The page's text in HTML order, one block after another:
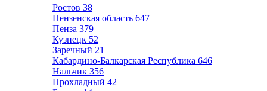
Ростов 38
Пензенская область 647
Пенза 379
Кузнецк 52
Заречный 21
Кабардино-Балкарская Республика 646
Нальчик 356
Прохладный 42